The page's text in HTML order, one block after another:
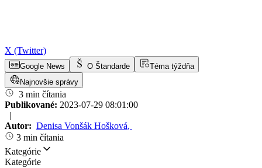
X (Twitter)
Google News O Štandarde
Téma týždňa
Najnovšie správy
3 min čítania
Publikované: 2023-07-29 08:01:00
|
Autor: Denisa Vonšák Hošková,
3 min čítania
Kategórie
Kategórie